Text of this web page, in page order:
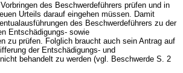
des Beschwerdeführers prüfen und in
Urteils darauf eingehen müssen. Damit
des Beschwerdeführers zu der
Entschädigungs- sowie
zu prüfen. Folglich braucht auch sein Antrag auf
der Entschädigungs- und
behandelt zu werden (vgl. Beschwerde S. 2